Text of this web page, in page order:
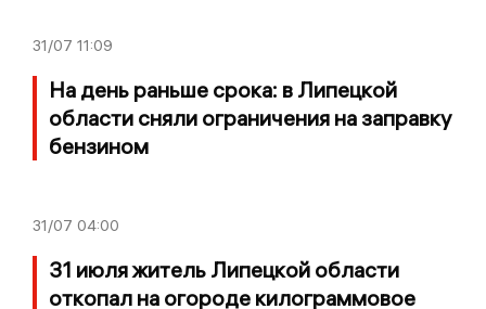
31/07 11:09
На день раньше срока: в Липецкой
области сняли ограничения на заправку
бензином
31/07 04:00
31 июля житель Липецкой области
откопал на огороде килограммовое